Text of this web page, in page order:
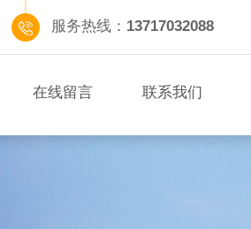
服务热线： 13717032088
在线留言 联系我们